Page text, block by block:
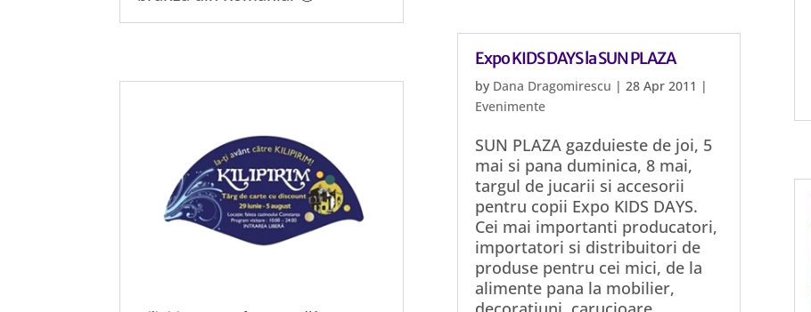
Expo KIDS DAYS la SUN PLAZA
by Dana Dragomirescu | 28 Apr 2011 |
Evenimente
SUN PLAZA gazduieste de joi, 5
mai si pana duminica, 8 mai,
targul de jucarii si accesorii
pentru copii Expo KIDS DAYS.
Cei mai importanti producatori,
importatori si distribuitori de
produse pentru cei mici, de la
alimente pana la mobilier,